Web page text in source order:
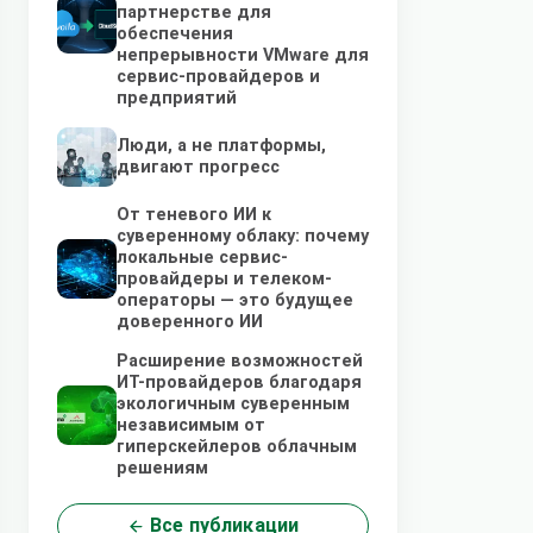
партнерстве для
обеспечения
непрерывности VMware для
сервис-провайдеров и
предприятий
Люди, а не платформы,
двигают прогресс
От теневого ИИ к
суверенному облаку: почему
локальные сервис-
провайдеры и телеком-
операторы — это будущее
доверенного ИИ
Расширение возможностей
ИТ-провайдеров благодаря
экологичным суверенным
независимым от
гиперскейлеров облачным
решениям
Все публикации